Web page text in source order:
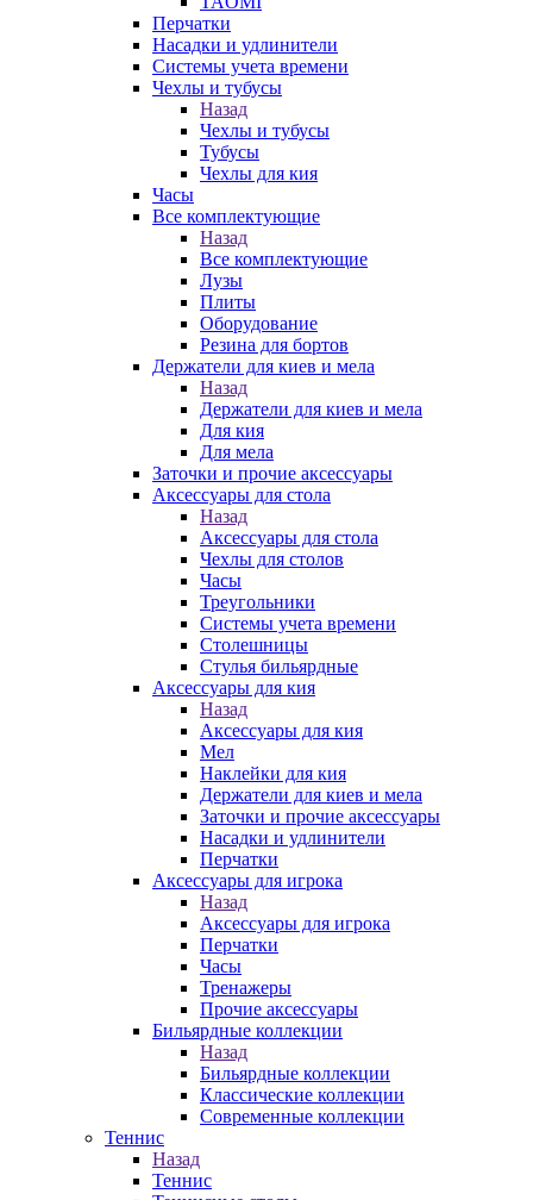
Перчатки
Насадки и удлинители
Системы учета времени
Чехлы и тубусы
Назад
Чехлы и тубусы
Тубусы
Чехлы для кия
Часы
Все комплектующие
Назад
Все комплектующие
Лузы
Плиты
Оборудование
Резина для бортов
Держатели для киев и мела
Назад
Держатели для киев и мела
Для кия
Для мела
Заточки и прочие аксессуары
Аксессуары для стола
Назад
Аксессуары для стола
Чехлы для столов
Часы
Треугольники
Системы учета времени
Столешницы
Стулья бильярдные
Аксессуары для кия
Назад
Аксессуары для кия
Мел
Наклейки для кия
Держатели для киев и мела
Заточки и прочие аксессуары
Насадки и удлинители
Перчатки
Аксессуары для игрока
Назад
Аксессуары для игрока
Перчатки
Часы
Тренажеры
Прочие аксессуары
Бильярдные коллекции
Назад
Бильярдные коллекции
Классические коллекции
Современные коллекции
Теннис
Назад
Теннис